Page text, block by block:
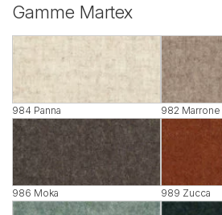
Gamme Martex
984 Panna 982 Marrone
986 Moka 989 Zucca